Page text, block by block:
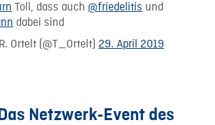
Toll, dass auch @friedelitis und
dabei sind
Ortelt (@T_Ortelt) 29. April 2019
Netzwerk-Event des